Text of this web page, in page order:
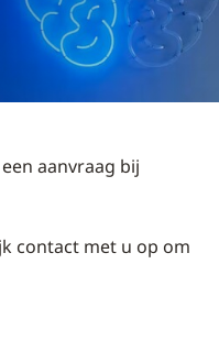
aanvraag bij
contact met u op om